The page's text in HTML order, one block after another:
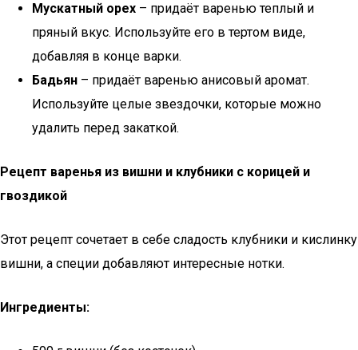
Мускатный орех – придаёт варенью теплый и
пряный вкус. Используйте его в тертом виде,
добавляя в конце варки.
Бадьян – придаёт варенью анисовый аромат.
Используйте целые звездочки, которые можно
удалить перед закаткой.
Рецепт варенья из вишни и клубники с корицей и
гвоздикой
Этот рецепт сочетает в себе сладость клубники и кислинку
вишни, а специи добавляют интересные нотки.
Ингредиенты: